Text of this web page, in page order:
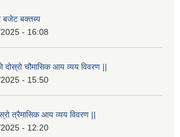
बक्तब्य
- 16:08
चौमासिक आय व्यय विवरण ||
- 15:50
त्रैमासिक आय व्यय विवरण ||
- 12:20